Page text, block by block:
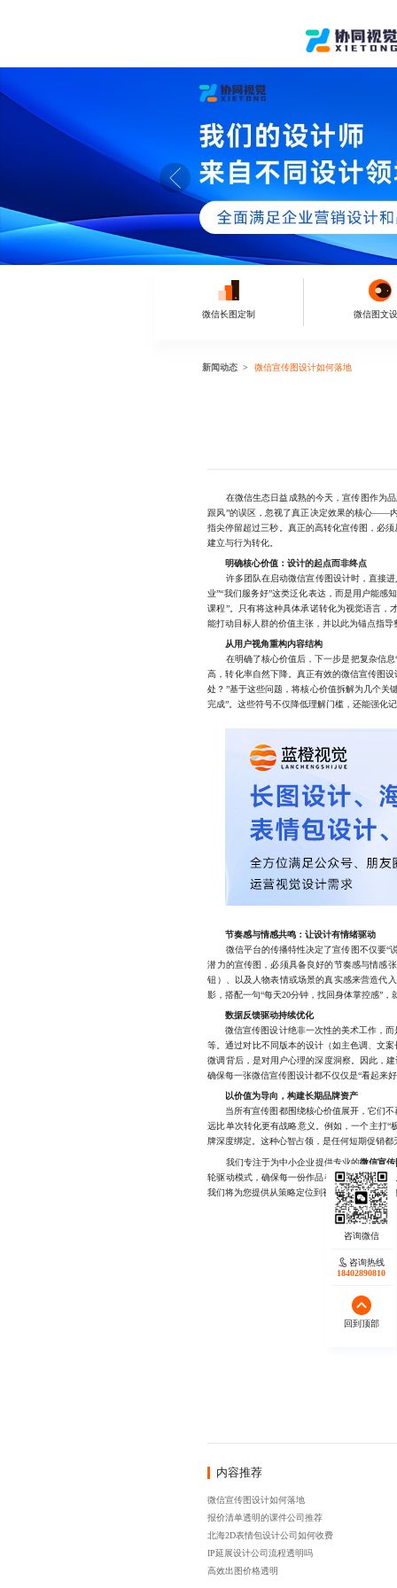
微信长图定制 微信图文
新闻动态 微信宣传图设计如何落地
在微信生态日益成熟的今天，宣传图作为品
跟风”的误区，忽视了真正决定效果的核心——
指尖停留超过三秒。真正的高转化宣传图，必
建立与行为转化。
明确核心价值：设计的起点而非终点
许多团队在启动微信宣传图设计时，直接进
业”“我们服务好”这类泛化表达，而是用户能感
课程”。只有将这种具体承诺转化为视觉语言，
能打动目标人群的价值主张，并以此为锚点指导
从用户视角重构内容结构
在明确了核心价值后，下一步是把复杂信息“
高，转化率自然下降。真正有效的微信宣传图
处？”基于这些问题，将核心价值拆解为几个
完成”。这些符号不仅降低理解门槛，还能强化
节奏感与情感共鸣：让设计有情绪驱动
微信平台的传播特性决定了宣传图不仅要“说
潜力的宣传图，必须具备良好的节奏感与情感
钮）、以及人物表情或场景的真实感来营造代
影，搭配一句“每天20分钟，找回身体掌控感”
数据反馈驱动持续优化
微信宣传图设计绝非一次性的美术工作，而
等。通过对比不同版本的设计（如主色调、文
微调背后，是对用户心理的深度洞察。因此，
确保每一张微信宣传图设计都不仅仅是“看起来
以价值为导向，构建长期品牌资产
当所有宣传图都围绕核心价值展开，它们不
远比单次转化更有战略意义。例如，一个主打“
牌深度绑定。这种心智占领，是任何短期促销
我们专注于为中小企业提供专业的微信宣
轮驱动模式，确保每一份作品都能精准触达目
我们将为您提供从策略定位到视觉落地的一站式
内容推荐
微信宣传图设计如何落地
报价清单透明的课件公司推荐
北海2D表情包设计公司如何收费
IP延展设计公司流程透明吗
高效出图价格透明
咨询热线
18402890810
回到顶部